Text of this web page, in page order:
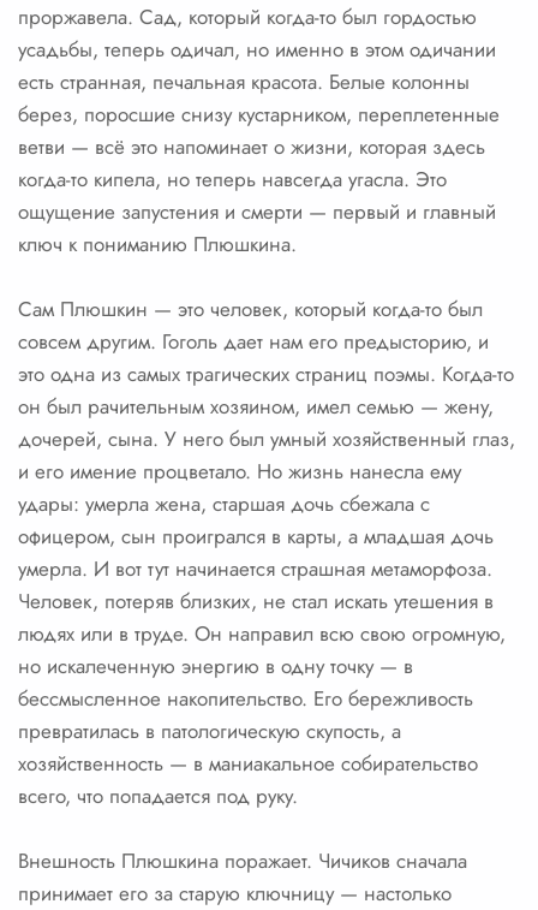
проржавела. Сад, который когда-то был гордостью
усадьбы, теперь одичал, но именно в этом одичании
есть странная, печальная красота. Белые колонны
берез, поросшие снизу кустарником, переплетенные
ветви — всё это напоминает о жизни, которая здесь
когда-то кипела, но теперь навсегда угасла. Это
ощущение запустения и смерти — первый и главный
ключ к пониманию Плюшкина.
Сам Плюшкин — это человек, который когда-то был
совсем другим. Гоголь дает нам его предысторию, и
это одна из самых трагических страниц поэмы. Когда-то
он был рачительным хозяином, имел семью — жену,
дочерей, сына. У него был умный хозяйственный глаз,
и его имение процветало. Но жизнь нанесла ему
удары: умерла жена, старшая дочь сбежала с
офицером, сын проигрался в карты, а младшая дочь
умерла. И вот тут начинается страшная метаморфоза.
Человек, потеряв близких, не стал искать утешения в
людях или в труде. Он направил всю свою огромную,
но искалеченную энергию в одну точку — в
бессмысленное накопительство. Его бережливость
превратилась в патологическую скупость, а
хозяйственность — в маниакальное собирательство
всего, что попадается под руку.
Внешность Плюшкина поражает. Чичиков сначала
принимает его за старую ключницу — настолько